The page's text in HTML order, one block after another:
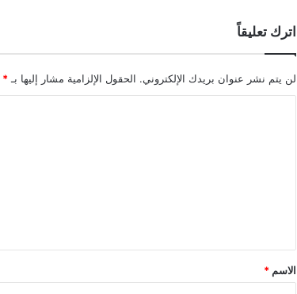
اترك تعليقاً
لن يتم نشر عنوان بريدك الإلكتروني. الحقول الإلزامية مشار إليها بـ*
ق
*
الاسم *